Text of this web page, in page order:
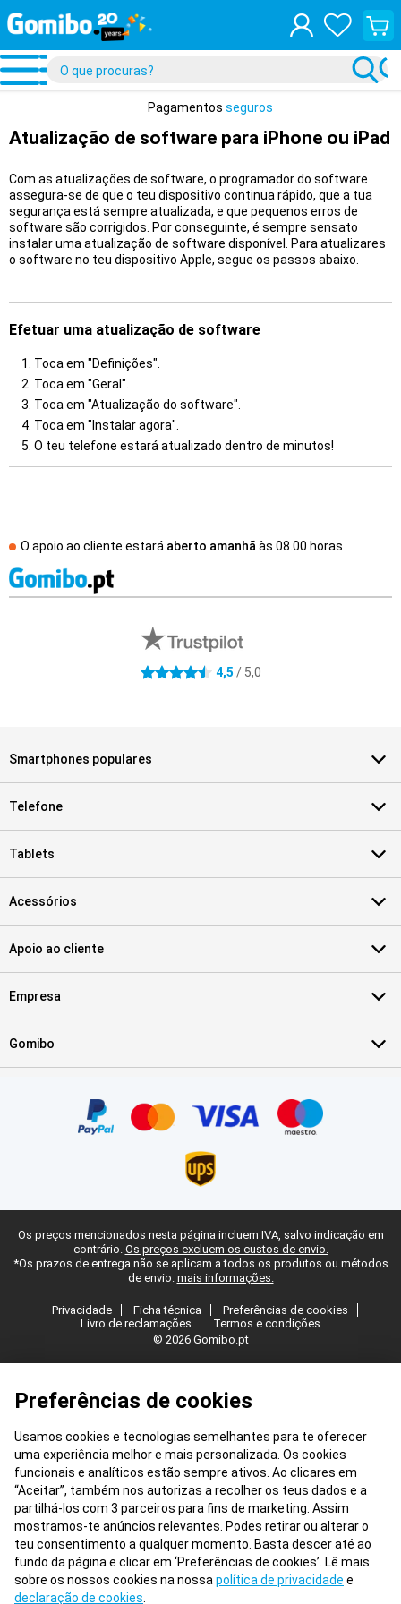
Ver
teu
de
Pagamentos seguros
Atualização de software para iPhone ou iPad
Com as atualizações de software, o programador do software
assegura-se de que o teu dispositivo continua rápido, que a tua
segurança está sempre atualizada, e que pequenos erros de
software são corrigidos. Por conseguinte, é sempre sensato
instalar uma atualização de software disponível. Para atualizares
o software no teu dispositivo Apple, segue os passos abaixo.
Efetuar uma atualização de software
Toca em "Definições".
Toca em "Geral".
Toca em "Atualização do software".
Toca em "Instalar agora".
O teu telefone estará atualizado dentro de minutos!
Preferências de cookies
Usamos cookies e tecnologias semelhantes para te oferecer
uma experiência melhor e mais personalizada. Os cookies
funcionais e analíticos estão sempre ativos. Ao clicares em
“Aceitar”, também nos autorizas a recolher os teus dados e a
partilhá-los com 3 parceiros para fins de marketing. Assim
mostramos-te anúncios relevantes. Podes retirar ou alterar o
teu consentimento a qualquer momento. Basta descer até ao
fundo da página e clicar em ‘Preferências de cookies’. Lê mais
sobre os nossos cookies na nossa política de privacidade e
declaração de cookies
O apoio ao cliente estará aberto amanhã às 08.00 horas
4.5 estrelas 4,5 / 5,0
Smartphones populares
Telefone
Tablets
Acessórios
Apoio ao cliente
Empresa
Gomibo
Os preços mencionados nesta página incluem IVA, salvo indicação em
contrário. Os preços excluem os custos de envio.
*Os prazos de entrega não se aplicam a todos os produtos ou métodos
de envio: mais informações.
Privacidade Ficha técnica
Preferências de cookies
Livro de reclamações
Termos e condições
© 2026 Gomibo.pt